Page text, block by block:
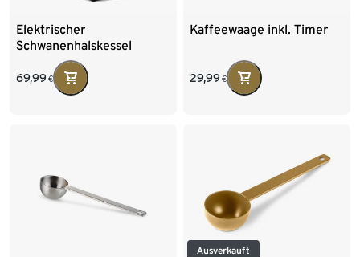
Elektrischer
Schwanenhalskessel
69,99 €
Kaffeewaage inkl. Timer
29,99 €
Ausverkauft